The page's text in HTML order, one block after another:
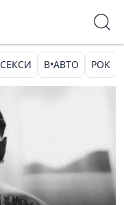
СЕКСИ В•АВТО РОК